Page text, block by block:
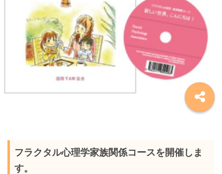
フラクタル心理学家族関係コースを開催しま
す。